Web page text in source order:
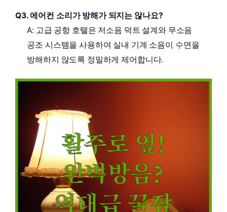
Q3. 에어컨 소리가 방해가 되지는 않나요?
A: 고급 공항 호텔은 저소음 덕트 설계와 무소음
공조 시스템을 사용하여 실내 기계 소음이 수면을
방해하지 않도록 정밀하게 제어합니다.